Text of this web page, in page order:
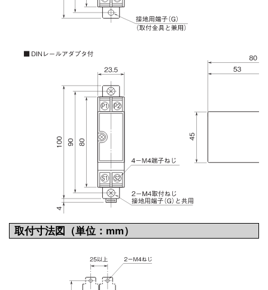
取付寸法図（単位：mm）